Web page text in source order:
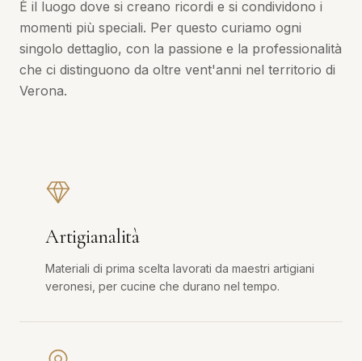
È il luogo dove si creano ricordi e si condividono i
momenti più speciali. Per questo curiamo ogni
singolo dettaglio, con la passione e la professionalità
che ci distinguono da oltre vent'anni nel territorio di
Verona.
Artigianalità
Materiali di prima scelta lavorati da maestri artigiani
veronesi, per cucine che durano nel tempo.